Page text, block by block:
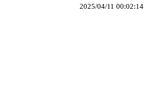
2025/04/11 00:02:14